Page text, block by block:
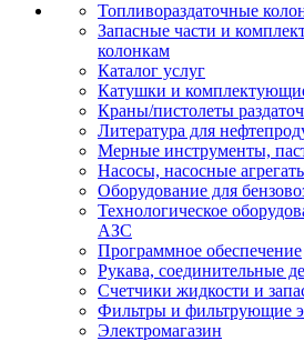
Топливораздаточные
Запасные части и
колонкам
Каталог услуг
Катушки и
Краны/пистолеты
Литература для
Мерные инструменты,
Насосы, насосные
Оборудование для
Технологическое
АЗС
Программное обеспечение
Рукава, соединительные
Счетчики жидкости и
Фильтры и фильтрующие
Электромагазин